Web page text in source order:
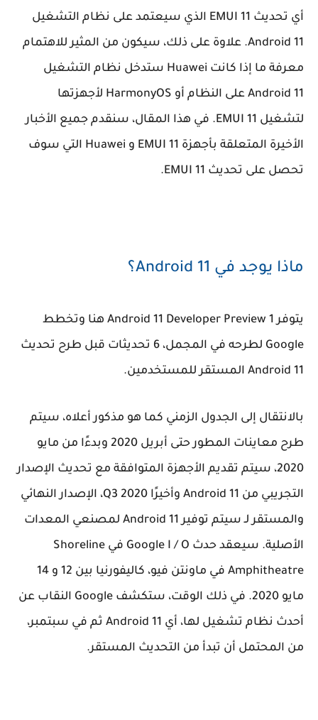
أي تحديث EMUI 11 الذي سيعتمد على نظام التشغيل
Android 11. علاوة على ذلك، سيكون من المثير للاهتمام
معرفة ما إذا كانت Huawei ستدخل نظام التشغيل
Android 11 على النظام أو HarmonyOS لأجهزتها
لتشغيل EMUI 11. في هذا المقال، سنقدم جميع الأخبار
الأخيرة المتعلقة بأجهزة EMUI 11 و Huawei التي سوف
تحصل على تحديث EMUI 11.
ماذا يوجد في Android 11؟
يتوفر Android 11 Developer Preview 1 هنا وتخطط
Google لطرحه في المجمل، 6 تحديثات قبل طرح تحديث
Android 11 المستقر للمستخدمين.
بالانتقال إلى الجدول الزمني كما هو مذكور أعلاه، سيتم
طرح معاينات المطور حتى أبريل 2020 وبدءًا من مايو
2020، سيتم تقديم الأجهزة المتوافقة مع تحديث الإصدار
التجريبي من Android 11 وأخيرًا Q3 2020، الإصدار النهائي
والمستقر لـ سيتم توفير Android 11 لمصنعي المعدات
الأصلية. سيعقد حدث Google I / O في Shoreline
Amphitheatre في ماونتن فيو، كاليفورنيا بين 12 و 14
مايو 2020. في ذلك الوقت، ستكشف Google النقاب عن
أحدث نظام تشغيل لها، أي Android 11 ثم في سبتمبر،
من المحتمل أن تبدأ من التحديث المستقر.